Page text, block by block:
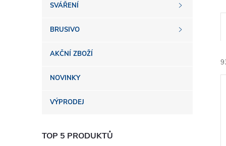
p
a
n
SVÁŘENÍ
BRUSIVO
AKČNÍ ZBOŽÍ
NOVINKY
VÝPRODEJ
TOP 5 PRODUKTŮ
a